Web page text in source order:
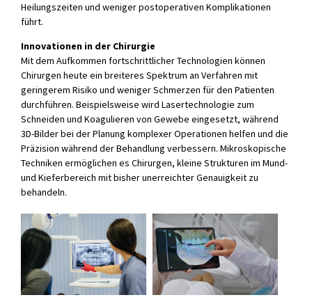
Heilungszeiten und weniger postoperativen Komplikationen
führt.
Innovationen in der Chirurgie
Mit dem Aufkommen fortschrittlicher Technologien können
Chirurgen heute ein breiteres Spektrum an Verfahren mit
geringerem Risiko und weniger Schmerzen für den Patienten
durchführen. Beispielsweise wird Lasertechnologie zum
Schneiden und Koagulieren von Gewebe eingesetzt, während
3D-Bilder bei der Planung komplexer Operationen helfen und die
Präzision während der Behandlung verbessern. Mikroskopische
Techniken ermöglichen es Chirurgen, kleine Strukturen im Mund-
und Kieferbereich mit bisher unerreichter Genauigkeit zu
behandeln.